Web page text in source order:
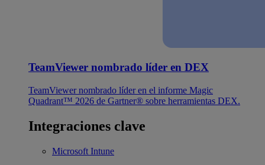
TeamViewer nombrado líder en DEX
TeamViewer nombrado líder en el informe Magic
Quadrant™ 2026 de Gartner® sobre herramientas DEX.
Integraciones clave
Microsoft Intune